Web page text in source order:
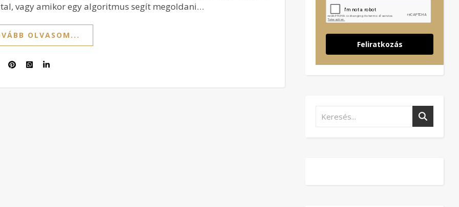
vagy amikor egy algoritmus segít megoldani…
OLVASOM...
Feliratkozás